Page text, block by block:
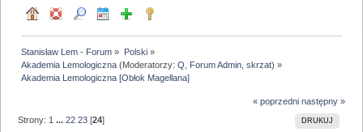
Stanisław Lem - Forum » Polski»
Akademia Lemologiczna (Moderatorzy:Q Forum Admin ,skrzat) »
Akademia Lemologiczna [Obłok Magellana]
« poprzedni następny »
DRUKUJ
Strony: 1 ...22 23 [24]